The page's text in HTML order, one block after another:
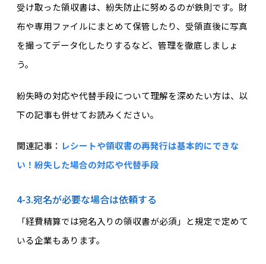
受け取った領収書は、紛失防止に努めるのが鉄則です。財
布や専用ファイルにまとめて保管したり、受領直後に写真
を撮ってデータ化したりするなど、管理を徹底しましょ
う。
紛失時の対応や代替手段について理解を深めたい方は、以
下の記事も併せてお読みください。
関連記事： レシートや領収書の再発行は基本的にできな
い！紛失した場合の対応や代替手段
4-3.宛名が必要な場合は依頼する
「経費精算では宛名入りの領収書が必須」と規定で定めて
いる企業もあります。